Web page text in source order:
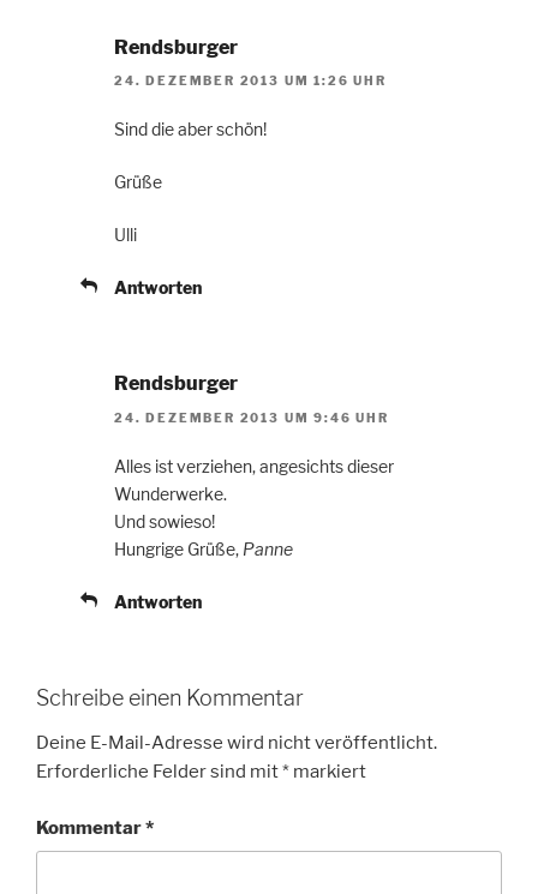
Rendsburger
24. DEZEMBER 2013 UM 1:26 UHR
Sind die aber schön!
Grüße
Ulli
Antworten
Rendsburger
24. DEZEMBER 2013 UM 9:46 UHR
Alles ist verziehen, angesichts dieser
Wunderwerke.
Und sowieso!
Hungrige Grüße, Panne
Antworten
Schreibe einen Kommentar
Deine E-Mail-Adresse wird nicht veröffentlicht.
Erforderliche Felder sind mit* markiert
Kommentar*